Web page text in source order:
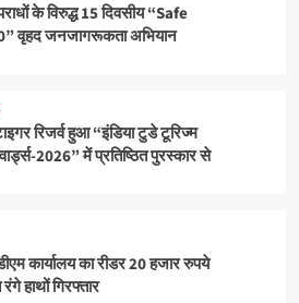
के विरुद्ध 15 दिवसीय “Safe
वृहद जनजागरूकता अभियान
रिजर्व हुआ “इंडिया टुडे टूरिज्म
2026” में प्रतिष्ठित पुरस्कार से
कार्यालय का रीडर 20 हजार रुपये
हाथों गिरफ्तार